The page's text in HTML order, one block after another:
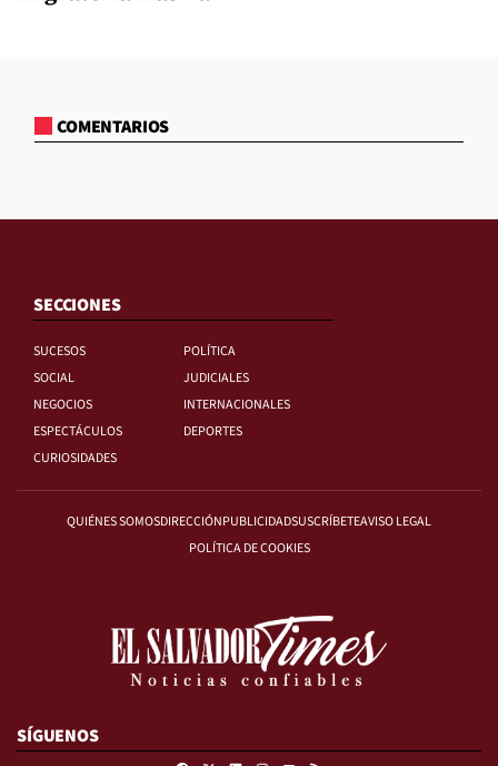
COMENTARIOS
SECCIONES
SUCESOS
POLÍTICA
SOCIAL
JUDICIALES
NEGOCIOS
INTERNACIONALES
ESPECTÁCULOS
DEPORTES
CURIOSIDADES
QUIÉNES SOMOSDIRECCIÓNPUBLICIDADSUSCRÍBETEAVISO LEGAL
POLÍTICA DE COOKIES
SÍGUENOS